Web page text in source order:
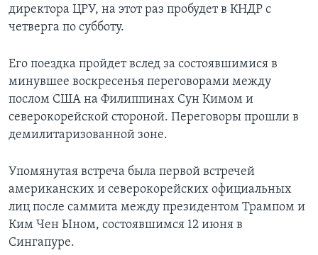
директора ЦРУ, на этот раз пробудет в КНДР с
четверга по субботу.
Его поездка пройдет вслед за состоявшимися в
минувшее воскресенья переговорами между
послом США на Филиппинах Сун Кимом и
северокорейской стороной. Переговоры прошли в
демилитаризованной зоне.
Упомянутая встреча была первой встречей
американских и северокорейских официальных
лиц после саммита между президентом Трампом и
Ким Чен Ыном, состоявшимся 12 июня в
Сингапуре.